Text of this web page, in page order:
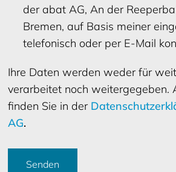
der abat AG, An der
Bremen, auf Basis meiner
telefonisch oder per E-Mail
Ihre Daten werden weder für
verarbeitet noch weitergegeben.
finden Sie in der
AG.
Senden